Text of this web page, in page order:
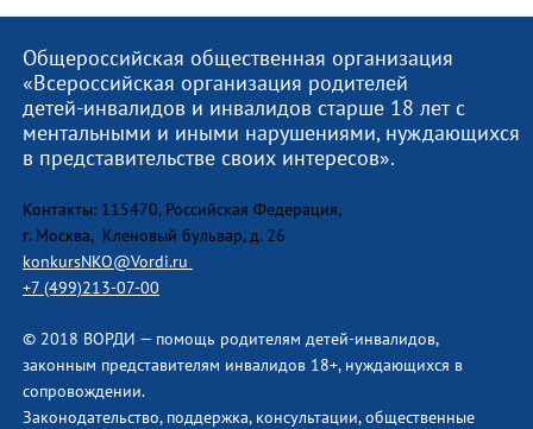
Общероссийская общественная организация
«Всероссийская организация родителей
детей-инвалидов и инвалидов старше 18 лет с
ментальными и иными нарушениями, нуждающихся
в представительстве своих интересов».
Контакты: 115470, Российская Федерация,
г. Москва, Кленовый бульвар, д. 26
konkursNKO@Vordi.ru
+7 (499)213-07-00
© 2018 ВОРДИ — помощь родителям детей-инвалидов,
законным представителям инвалидов 18+, нуждающихся в
сопровождении.
Законодательство, поддержка, консультации, общественные